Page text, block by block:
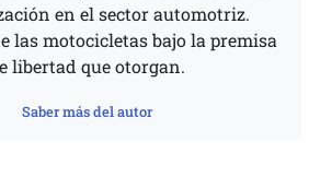
en el sector automotriz.
las motocicletas bajo la premisa
libertad que otorgan.
Saber más del autor